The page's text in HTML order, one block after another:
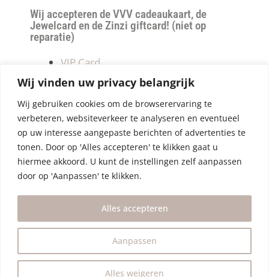
Wij vinden uw privacy belangrijk
Wij gebruiken cookies om de browserervaring te
verbeteren, websiteverkeer te analyseren en eventueel
op uw interesse aangepaste berichten of advertenties te
tonen. Door op 'Alles accepteren' te klikken gaat u
hiermee akkoord. U kunt de instellingen zelf aanpassen
door op 'Aanpassen' te klikken.
Aanpassen
Alles weigeren
Alles accepteren
Wij accepteren de VVV cadeaukaart, de
Jewelcard en de Zinzi giftcard! (niet op
reparatie)
VIP Card
Retourneren
Betalen & verzendkosten
Privacy Policy
Algemene Voorwaarden